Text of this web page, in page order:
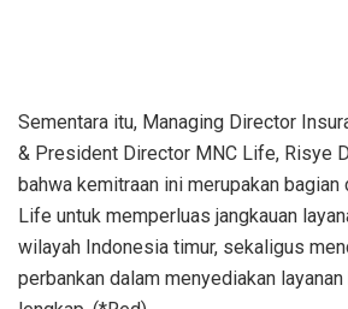
Sementara itu, Managing Director
& President Director MNC Life, Risye
bahwa kemitraan ini merupakan
Life untuk memperluas jangkauan
wilayah Indonesia timur, sekaligus
perbankan dalam menyediakan